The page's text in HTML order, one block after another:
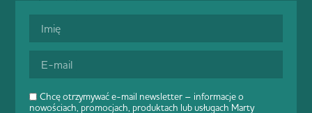
Chcę otrzymywać e-mail newsletter – informacje o
nowościach, promocjach, produktach lub usługach Marty